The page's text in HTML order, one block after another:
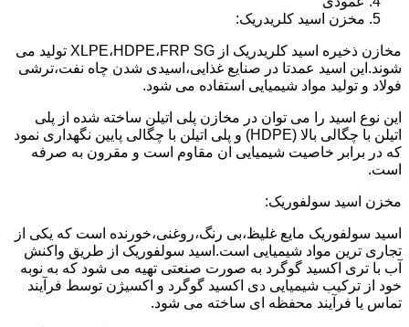
مخزن اسید کلریدریک:
مخازن ذخیره اسید کلریدریک از XLPE،HDPE،FRP SG تولید می
شوند.این اسید عمدتا در صنایع غذایی،اسیدی شدن چاه نفت،ترشی
فولاد و تولید مواد شیمیایی استفاده می شود.
این نوع اسید را می توان در مخازن پلی اتیلن ساخته شده از پلی
اتیلن با چگالی بالا (HDPE) و پلی اتیلن با چگالی پایین نگهداری نمود
که در برابر خاصیت شیمیایی ان مقاوم است و مقرون به صرفه
است.
مخزن اسید سولفوریک:
اسید سولفوریک مایع غلیظ،بی رنگ،روغنی،خورنده است که یکی از
تجاری ترین مواد شیمیایی است.اسید سولفوریک از طریق واکنش
آب با تری اکسید گوگرد به صورت صنعتی تهیه می شود که به نوبه
خود از ترکیب شیمیایی دی اکسید گوگرد و اکسیژن توسط فرآیند
تماس یا فرآیند محفظه ای ساخته می شود.